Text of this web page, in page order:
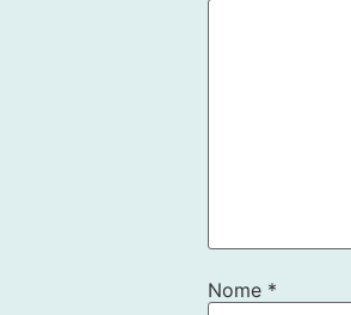
Nome *